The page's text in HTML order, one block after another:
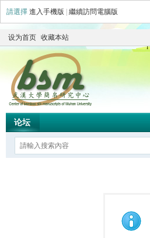
請選擇 進入手機版 繼續訪問電腦版
设为首页 收藏本站
论坛